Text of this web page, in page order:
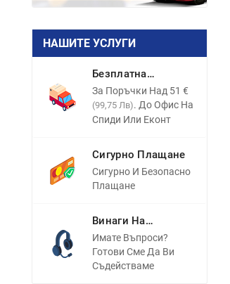
НАШИТЕ УСЛУГИ
Безплатна
Доставка
За Поръчки Над 51 €
(99,75 Лв). До Офис На
Спиди Или Еконт
Сигурно Плащане
Сигурно И Безопасно
Плащане
Винаги На
Разположение
Имате Въпроси?
Готови Сме Да Ви
Съдействаме